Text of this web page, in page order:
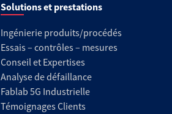
Solutions et prestations
Ingénierie produits/procédés
Essais – contrôles – mesures
Conseil et Expertises
Analyse de défaillance
Fablab 5G Industrielle
Témoignages Clients